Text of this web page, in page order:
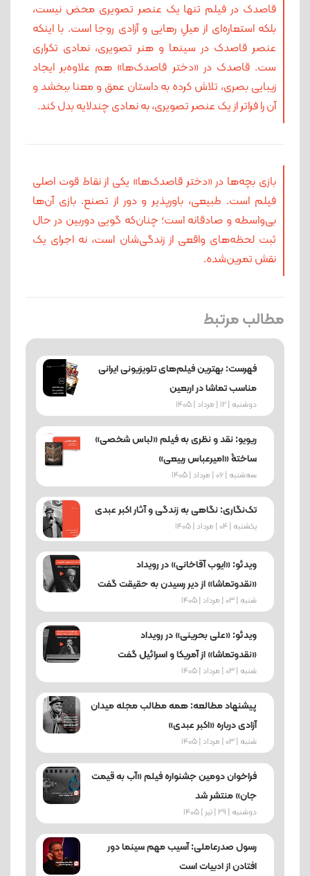
قاصدک در فیلم تنها یک عنصر تصویری محض نیست،
بلکه استعاره‌ای از میلِ رهایی و آزادی روجا است. با اینکه
عنصر قاصدک در سینما و هنر تصویری، نمادی تکراری‌
ست. قاصدک در «دختر قاصدک‌ها» هم علاوه‌بر ایجاد
زیبایی بصری، تلاش کرده به داستان عمق و معنا ببخشد و
آن را فراتر از یک عنصر تصویری، به نمادی چندلایه بدل کند.
بازی بچه‌ها در «دختر قاصدک‌ها» یکی از نقاط قوت اصلی
فیلم است. طبیعی، باورپذیر و دور از تصنع. بازی آن‌ها
بی‌واسطه و صادقانه است؛ چنان‌که گویی دوربین در حال
ثبت لحظه‌های واقعی از زندگی‌شان است، نه اجرای یک
نقش تمرین‌شده.
مطالب مرتبط
فهرست: بهترین فیلم‌های تلویزیونی ایرانی
مناسب تماشا در اربعین
دوشنبه | 12 | مرداد | 1405
ریویو: نقد و نظری به فیلم «لباس شخصی»
ساختۀ «امیرعباس ربیعی»
ﺳﻪشنبه | 06 | مرداد | 1405
تک‌نگاری: نگاهی به زندگی و آثار اکبر عبدی
یکشنبه | 04 | مرداد | 1405
ویدئو: «ایوب آقاخانی» در رویداد
«نقدوتماشا» از دیر رسیدن به حقیقت گفت
شنبه | 03 | مرداد | 1405
ویدئو: «علی بحرینی» در رویداد
«نقدوتماشا» از آمریکا و اسرائیل گفت
شنبه | 03 | مرداد | 1405
پیشنهاد مطالعه: همه مطالب مجله میدان
آزادی درباره «اکبر عبدی»
شنبه | 03 | مرداد | 1405
فراخوان دومین جشنواره فیلم «آب به قیمت
جان» منتشر شد
دوشنبه | 29 | تیر | 1405
رسول صدرعاملی: آسیب‌ مهم سینما دور
افتادن از ادبیات است